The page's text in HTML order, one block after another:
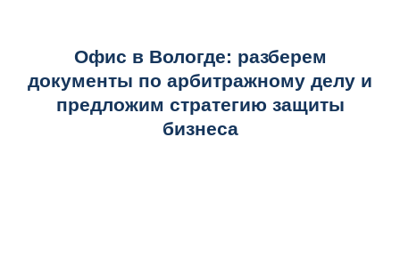
Офис в Вологде: разберем
документы по арбитражному делу и
предложим стратегию защиты
бизнеса